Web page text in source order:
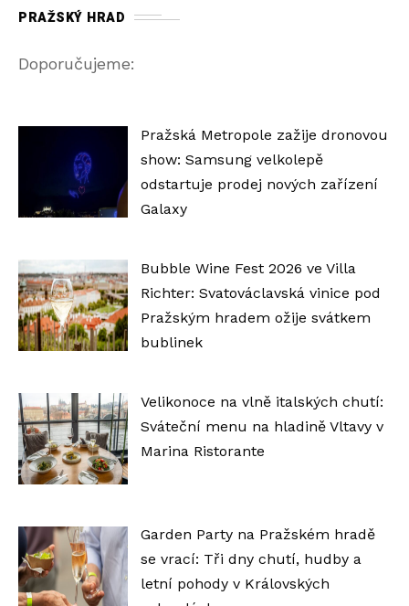
PRAŽSKÝ HRAD
Doporučujeme:
Pražská Metropole zažije dronovou
show: Samsung velkolepě
odstartuje prodej nových zařízení
Galaxy
Bubble Wine Fest 2026 ve Villa
Richter: Svatováclavská vinice pod
Pražským hradem ožije svátkem
bublinek
Velikonoce na vlně italských chutí:
Sváteční menu na hladině Vltavy v
Marina Ristorante
Garden Party na Pražském hradě
se vrací: Tři dny chutí, hudby a
letní pohody v Královských